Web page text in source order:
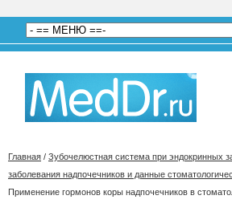
Главная / Зубочелюстная система при эндокринных
заболевания надпочечников и данные
Применение гормонов коры надпочечников в